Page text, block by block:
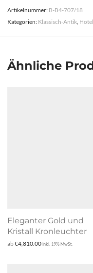
Artikelnummer: B-B4-707/18
Kategorien: Klassisch-Antik
Ähnliche
Eleganter Gold und
Kristall Kronleuchter
ab€4,810.00inkl. 19% MwSt.